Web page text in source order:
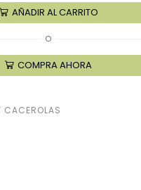
AÑADIR AL CARRITO
O
COMPRA AHORA
CACEROLAS